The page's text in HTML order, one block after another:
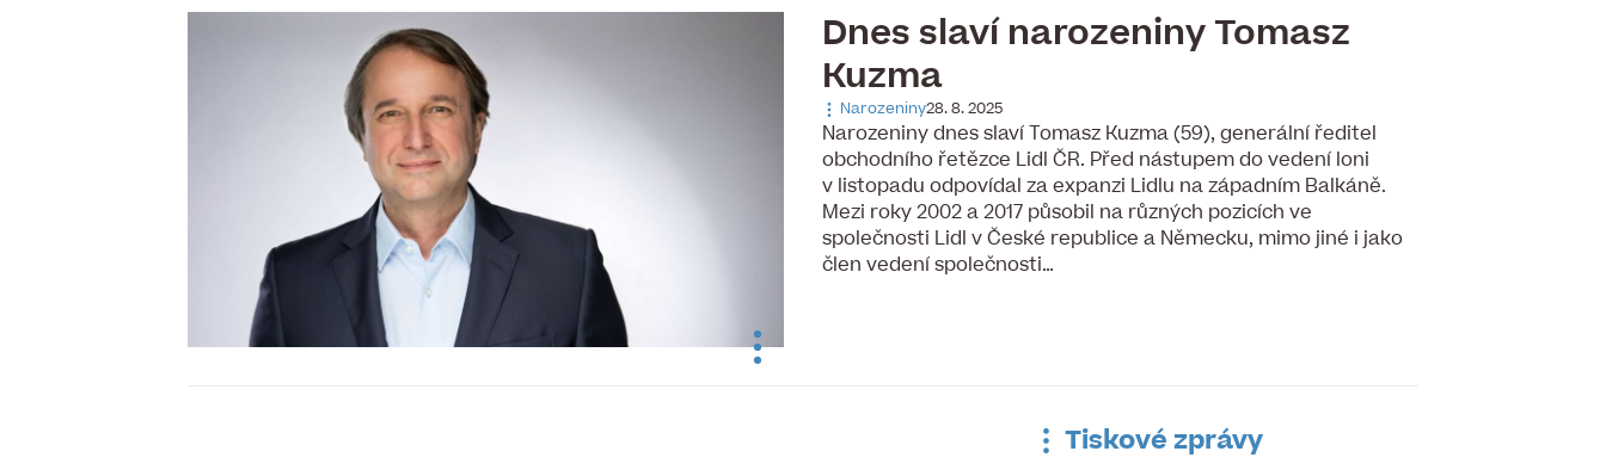
Dnes slaví narozeniny Tomasz
Kuzma
Narozeniny28. 8. 2025
Narozeniny dnes slaví Tomasz Kuzma (59), generální ředitel
obchodního řetězce Lidl ČR. Před nástupem do vedení loni
v listopadu odpovídal za expanzi Lidlu na západním Balkáně.
Mezi roky 2002 a 2017 působil na různých pozicích ve
společnosti Lidl v České republice a Německu, mimo jiné i jako
člen vedení společnosti…
Tiskové zprávy